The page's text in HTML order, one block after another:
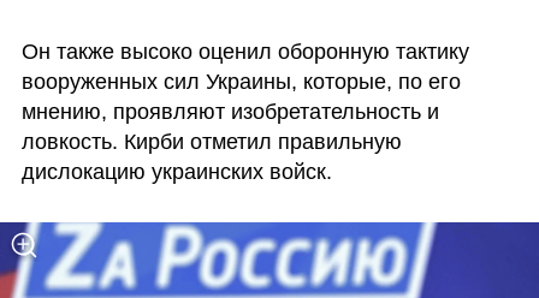
Он также высоко оценил оборонную тактику
вооруженных сил Украины, которые, по его
мнению, проявляют изобретательность и
ловкость. Кирби отметил правильную
дислокацию украинских войск.